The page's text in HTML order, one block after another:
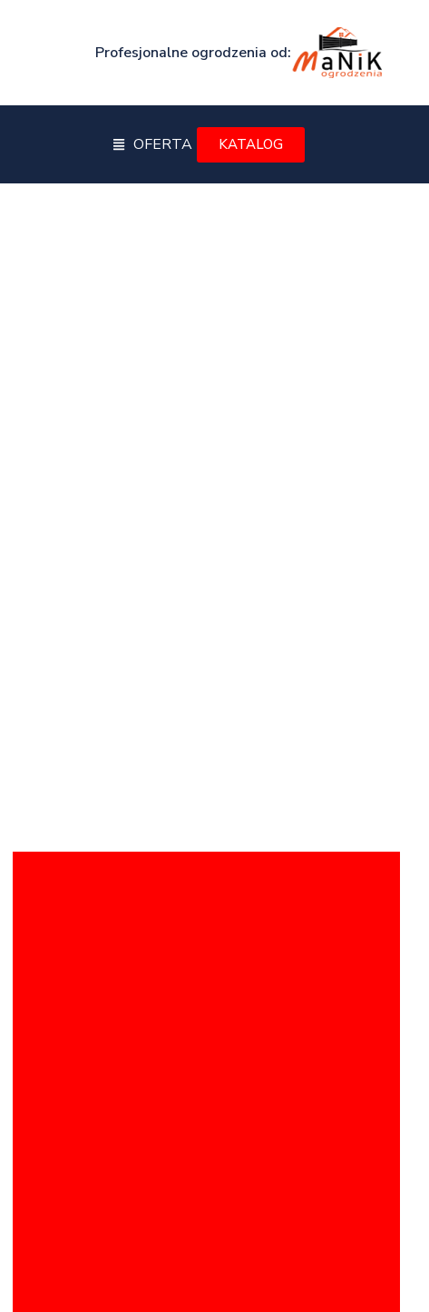
Profesjonalne ogrodzenia od:
OFERTA KATALOG